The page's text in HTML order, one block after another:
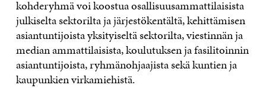
kohderyhmä voi koostua osallisuusammattilaisista
julkiselta sektorilta ja järjestökentältä, kehittämisen
asiantuntijoista yksityiseltä sektorilta, viestinnän ja
median ammattilaisista, koulutuksen ja fasilitoinnin
asiantuntijoista, ryhmänohjaajista sekä kuntien ja
kaupunkien virkamiehistä.